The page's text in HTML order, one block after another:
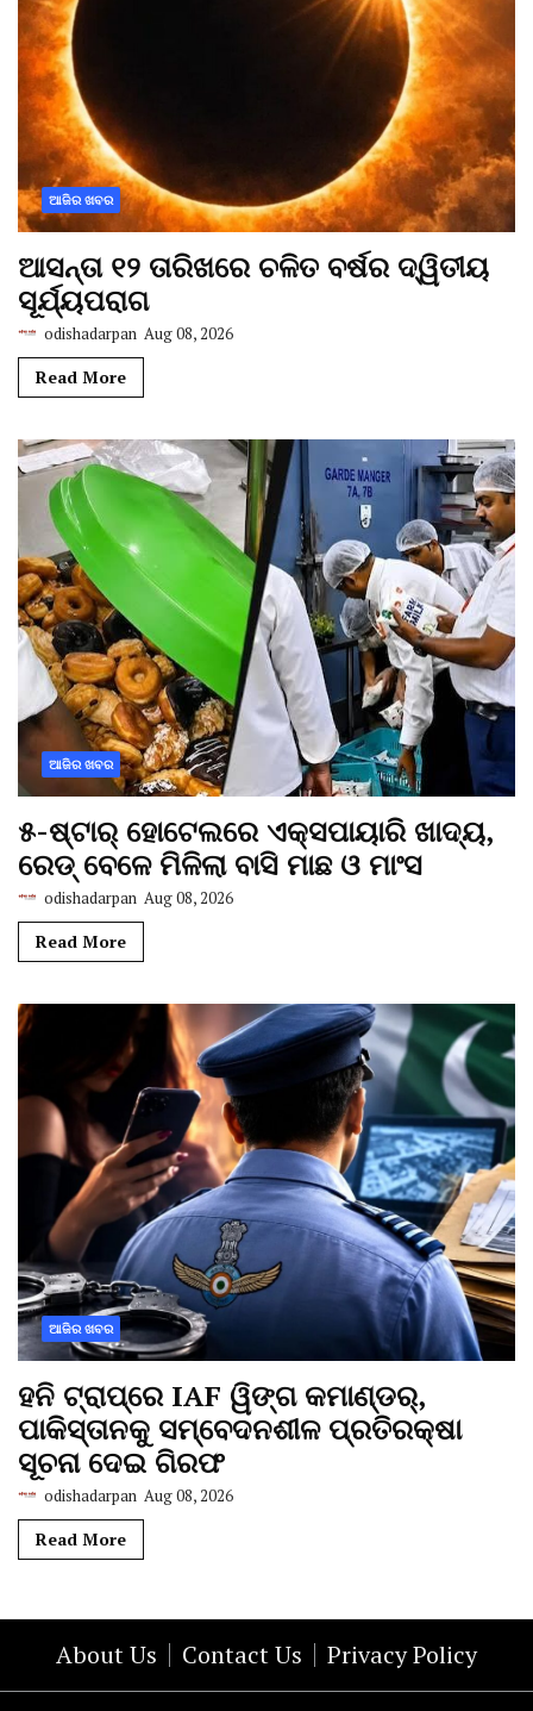
ଆଜିର ଖବର
ଆସନ୍ତା ୧୨ ତାରିଖରେ ଚଳିତ ବର୍ଷର ଦ୍ୱିତୀୟ
ସୂର୍ଯ୍ୟପରାଗ
odishadarpan Aug 08, 2026
Read More
ଆଜିର ଖବର
୫-ଷ୍ଟାର୍ ହୋଟେଲରେ ଏକ୍ସପାୟାରି ଖାଦ୍ୟ,
ରେଡ୍ ବେଳେ ମିଳିଲା ବାସି ମାଛ ଓ ମାଂସ
odishadarpan Aug 08, 2026
Read More
ଆଜିର ଖବର
ହନି ଟ୍ରାପ୍‌ରେ IAF ୱିଙ୍ଗ କମାଣ୍ଡର୍,
ପାକିସ୍ତାନକୁ ସମ୍ବେଦନଶୀଳ ପ୍ରତିରକ୍ଷା
ସୂଚନା ଦେଇ ଗିରଫ
odishadarpan Aug 08, 2026
Read More
About Us Contact Us Privacy Policy